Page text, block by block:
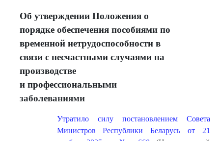
Об утверждении Положения о
порядке обеспечения пособиями по
временной нетрудоспособности в
связи с несчастными случаями на
производстве
и профессиональными
заболеваниями
Утратило силу постановлением Совета
Министров Республики Беларусь от 21